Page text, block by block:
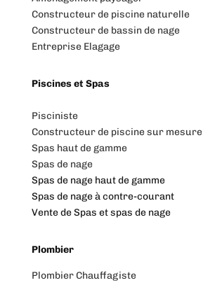
Constructeur de piscine naturelle
Constructeur de bassin de nage
Entreprise Elagage
Piscines et Spas
Pisciniste
Constructeur de piscine sur mesure
Spas haut de gamme
Spas de nage
Spas de nage haut de gamme
Spas de nage à contre-courant
Vente de Spas et spas de nage
Plombier
Plombier Chauffagiste